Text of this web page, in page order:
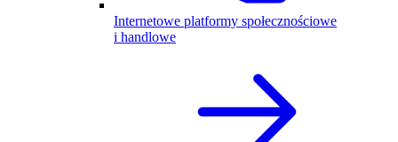
Internetowe platformy społecznościowe
i handlowe